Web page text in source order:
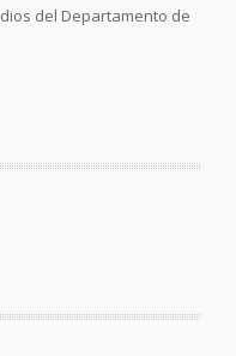
del Departamento de